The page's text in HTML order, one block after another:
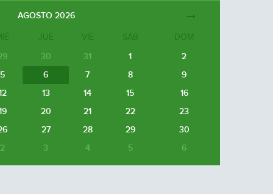
AGOSTO 2026
JUE VIE SÁB DOM
30 31 1
2
5
6 7 8
9
13 14 15
16
20 21 22
23
27 28 29
30
2
3 4 5 6